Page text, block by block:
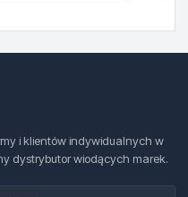
i klientów indywidualnych w
dystrybutor wiodących marek.